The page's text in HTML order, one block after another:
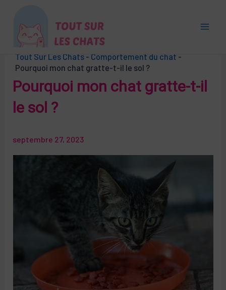
contenu
Tout Sur Les Chats - Comportement du chat -
Pourquoi mon chat gratte-t-il le sol ?
Pourquoi mon chat gratte-t-il
le sol ?
septembre 27, 2023